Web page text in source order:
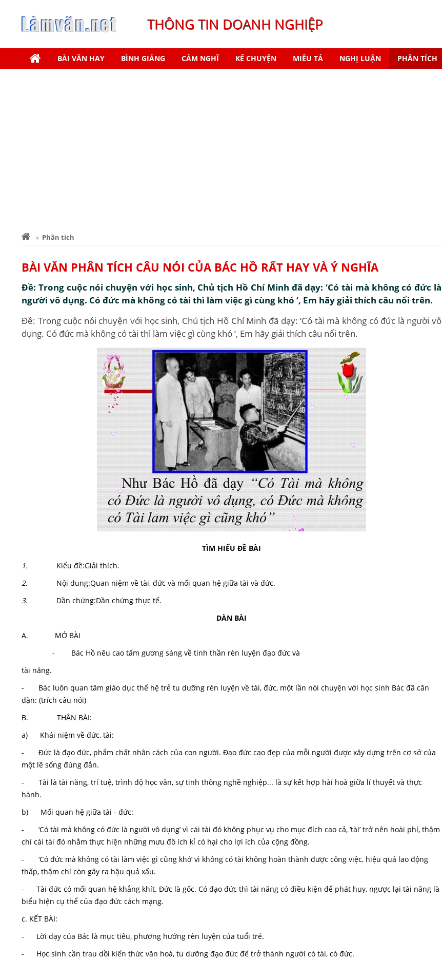
THÔNG TIN DOANH NGHIỆP
BÀI VĂN HAY BÌNH GIẢNG CẢM NGHĨ KỂ CHUYỆN MIÊU TẢ NGHỊ LUẬN PHÂN TÍCH
Phân tích
BÀI VĂN PHÂN TÍCH CÂU NÓI CỦA BÁC HỒ RẤT HAY VÀ Ý NGHĨA
Đề: Trong cuộc nói chuyện với học sinh, Chủ tịch Hồ Chí Minh đã dạy: ‘Có tài mà không có đức là
người vô dụng. Có đức mà không có tài thì làm việc gì cùng khó ‘, Em hãy giải thích câu nổi trên.
Đề: Trong cuộc nói chuyện với học sinh, Chủ tịch Hồ Chí Minh đã dạy: ‘Có tài mà không có đức là người vô
dụng. Có đức mà không có tài thì làm việc gì cùng khó ‘, Em hãy giải thích câu nổi trên.
TÌM HIỂU ĐỀ BÀI
1.
Kiểu đề:Giải thích.
2.
Nội dung:Quan niệm về tài, đức và mối quan hệ giữa tài và đức.
3.
Dần chứng:Dần chứng thực tế.
DÀN BÀI
A. MỞ BÀI
- Bác Hồ nêu cao tấm gương sáng về tinh thần rèn luyện đạo đức và
tài năng.
- Bác luôn quan tâm giáo dục thế hệ trẻ tu dưỡng rèn luyện về tài, đức, một lần nói chuyện với học sinh Bác đã căn
dặn: (trích câu nói)
B. THÂN BÀI:
a) Khái niệm về đức, tài:
- Đức là đạo đức, phẩm chất nhân cách của con người. Đạo đức cao đẹp của mỗi người được xây dựng trên cơ sở của
một lẽ sống đúng đắn.
- Tài là tài năng, trí tuệ, trình độ học vân, sự tinh thông nghề nghiệp... là sự kết hợp hài hoà giữa lí thuyết và thực
hành.
b) Mối quan hệ giữa tài - đức:
- ‘Có tài mà không có đức là người vô dụng’ vì cái tài đó không phục vụ cho mục đích cao cả, ‘tài’ trở nên hoài phí, thậm
chí cái tài đó nhằm thực hiện những mưu đồ ích kỉ có hại cho lợi ích của cộng đồng.
- ‘Có đức mà không có tài làm việc gì cũng khó’ vì không có tài không hoàn thành được công việc, hiệu quả lao động
thấp, thậm chí còn gây ra hậu quả xấu.
- Tài đức có mối quan hệ khắng khít. Đức là gốc. Có đạo đức thì tài năng có điều kiện để phát huy, ngược lại tài năng là
biểu hiện cụ thể của đạo đức cách mạng.
c. KẾT BÀI:
- Lời dạy của Bác là mục tiêu, phương hướng rèn luyện của tuổi trẻ.
- Học sinh cần trau dồi kiến thức văn hoá, tu dưỡng đạo đức để trở thành người có tài, có đức.